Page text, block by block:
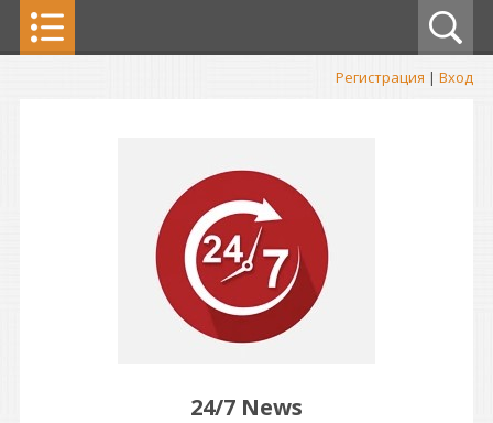
Регистрация | Вход
24/7 News